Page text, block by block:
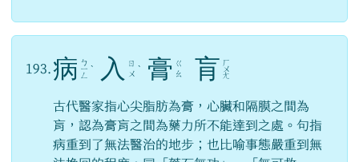
193. 病 ㄅ
ㄧ
ㄥ
ˋ 入
ㄖ
ㄨ ˋ 膏 ㄍ
ㄠ
肓 ㄏ
ㄨ
ㄤ
古代醫家指心尖脂肪為膏，心臟和隔膜之間為
肓，認為膏肓之間為藥力所不能達到之處。句指
病重到了無法醫治的地步；也比喻事態嚴重到無